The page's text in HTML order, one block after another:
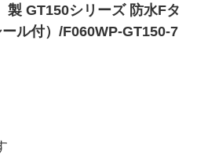
GT150シリーズ 防水Fタ
ル付）/F060WP-GT150-7